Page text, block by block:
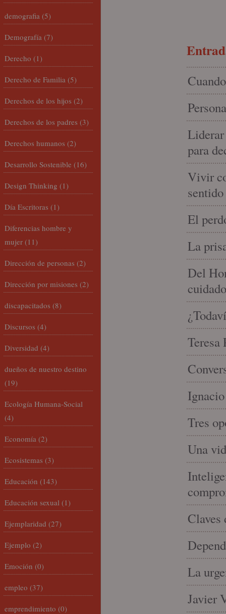
para
Vivir
El
La
Del
cuidado
Teresa
Tres
Una
Claves
La
Javier
demografia (5)
Demografía (7)
Derecho (1)
Derecho de Familia (5)
Derechos de los hijos (2)
Derechos de los padres (3)
Derechos humanos (2)
Desarrollo Sostenible (16)
Design Thinking (1)
Día Escritoras (1)
Diferencias hombre y
mujer (11)
Dirección de personas (2)
Dirección por misiones (2)
discapacitados (8)
Discursos (4)
Diversidad (4)
dueños de nuestro destino
(19)
Ecología Humana-Social
(4)
Economía (2)
Ecosistemas (3)
Educación (143)
Educación sexual (1)
Ejemplaridad (27)
Ejemplo (2)
Emoción (0)
empleo (37)
emprendimiento (0)